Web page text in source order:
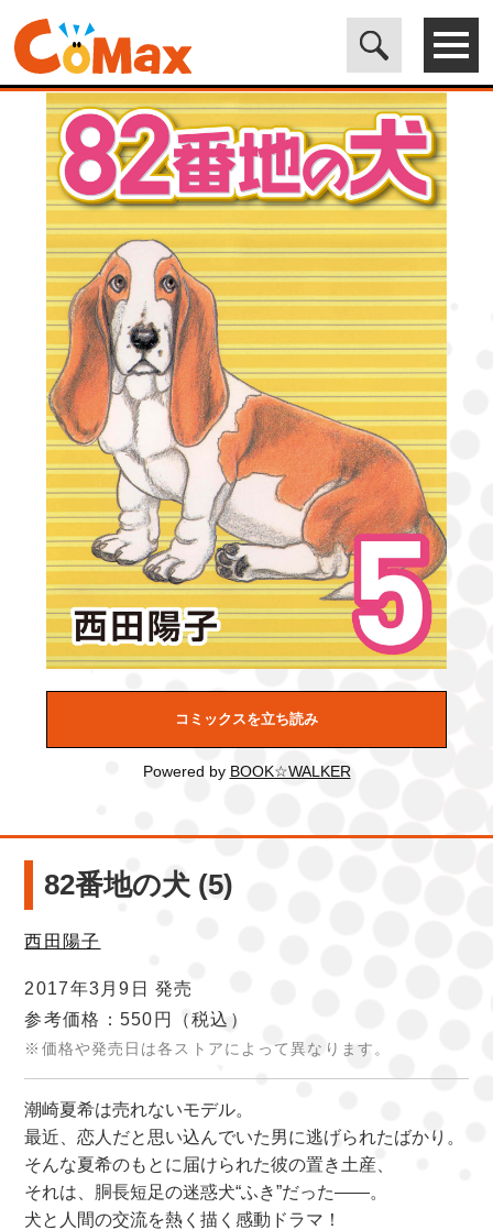
電子書籍マンガ CoMax(コマックス)公式サイト - 株式会社ICE>
LEGEND> 82番地の犬 (5)
コミックスを立ち読み
Powered by BOOK☆WALKER
82番地の犬 (5)
西田陽子
2017年3月9日 発売
参考価格：550円
（税込）
※価格や発売日は各ストアによって異なります。
潮崎夏希は売れないモデル。
最近、恋人だと思い込んでいた男に逃げられたばかり。
そんな夏希のもとに届けられた彼の置き土産、
それは、胴長短足の迷惑犬“ふき”だった――。
犬と人間の交流を熱く描く感動ドラマ！